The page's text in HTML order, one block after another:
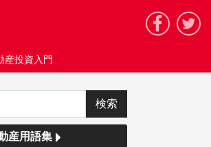
産投資入門
産用語集